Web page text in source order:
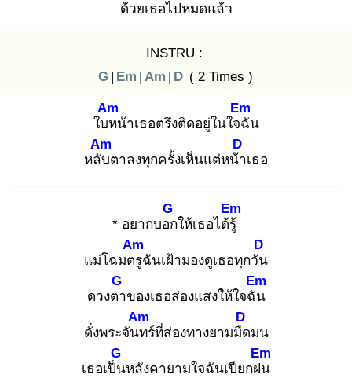
ด้วยเธอไปหมดแล้ว
INSTRU :
G | Em | Am | D ( 2 Times )
ใบห
Am
น้าเธอตรึงติดอยู่ในใจฉั
Em
น
หลับ
Am
ตาลงทุกครั้งเห็นแต่หน้า
D
เธอ
* อยากบอก
G
ให้เธอได้รู้
Em
แม่โฉมตรู
Am
ฉันเฝ้ามองดูเธอทุกวัน
D
ดวงตา
G
ของเธอส่องแสงให้ใจฉัน
Em
ดั่งพระจันท
Am
ร์ที่ส่องทางยามมืด
D
มน
เธอเป็น
G
หลังคายามใจฉันเปียกฝน
Em